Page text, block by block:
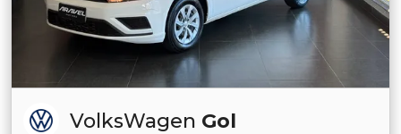
VolksWagen Gol